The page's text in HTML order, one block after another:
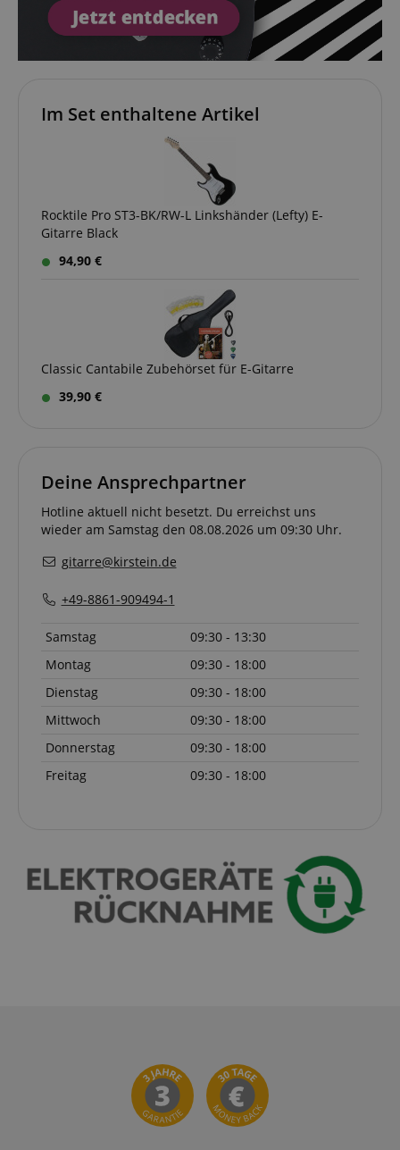
Im Set enthaltene Artikel
Rocktile Pro ST3-BK/RW-L Linkshänder (Lefty) E-
Gitarre Black
94,90 €
Classic Cantabile Zubehörset für E-Gitarre
39,90 €
Deine Ansprechpartner
Hotline aktuell nicht besetzt. Du erreichst uns
wieder am Samstag den 08.08.2026 um 09:30 Uhr.
gitarre@kirstein.de
+49-8861-909494-1
Samstag
09:30 - 13:30
Montag
09:30 - 18:00
Dienstag
09:30 - 18:00
Mittwoch
09:30 - 18:00
Donnerstag
09:30 - 18:00
Freitag
09:30 - 18:00